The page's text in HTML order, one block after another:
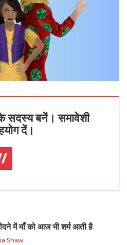
सदस्य बनें। समावेशी
दें।
में माँ को आज भी शर्म आती है
Shaw